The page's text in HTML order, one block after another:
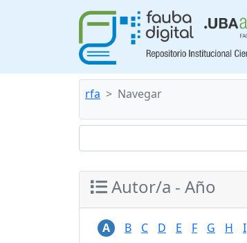
rfa Navegar
Autor/a - Año
A B C D E F G H I